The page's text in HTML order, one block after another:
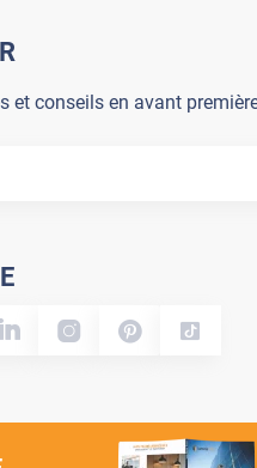
et conseils en avant